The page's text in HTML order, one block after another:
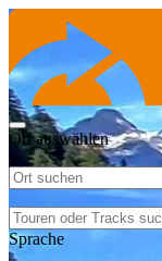
Ort auswählen
Sprache